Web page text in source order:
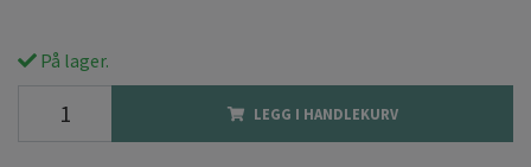
På lager.
LEGG I HANDLEKURV